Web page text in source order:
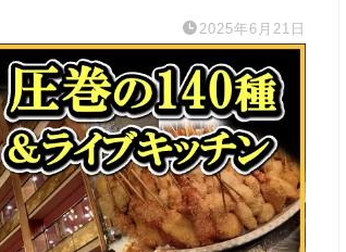
2025年6月21日